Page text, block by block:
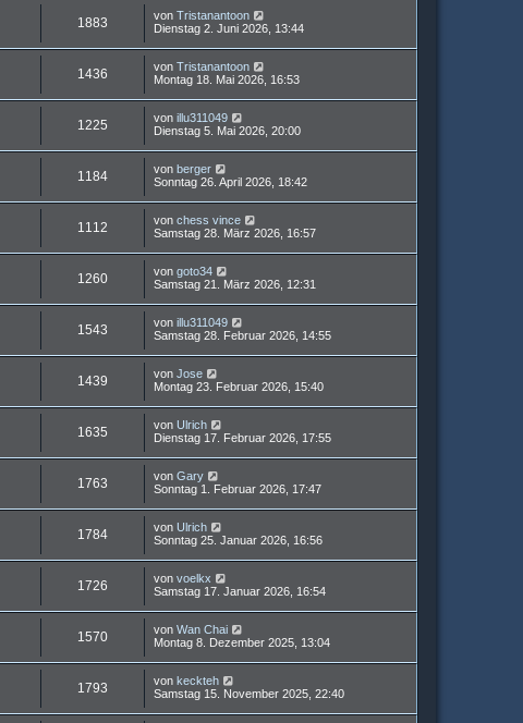
1883 von Tristanantoon
Dienstag 2. Juni 2026, 13:44
1436 von Tristanantoon
Montag 18. Mai 2026, 16:53
1225 von illu311049
Dienstag 5. Mai 2026, 20:00
1184 von berger
Sonntag 26. April 2026, 18:42
1112 von chess vince
Samstag 28. März 2026, 16:57
1260 von goto34
Samstag 21. März 2026, 12:31
1543 von illu311049
Samstag 28. Februar 2026, 14:55
1439 von Jose
Montag 23. Februar 2026, 15:40
1635 von Ulrich
Dienstag 17. Februar 2026, 17:55
1763 von Gary
Sonntag 1. Februar 2026, 17:47
1784 von Ulrich
Sonntag 25. Januar 2026, 16:56
1726 von voelkx
Samstag 17. Januar 2026, 16:54
1570 von Wan Chai
Montag 8. Dezember 2025, 13:04
1793 von keckteh
Samstag 15. November 2025, 22:40